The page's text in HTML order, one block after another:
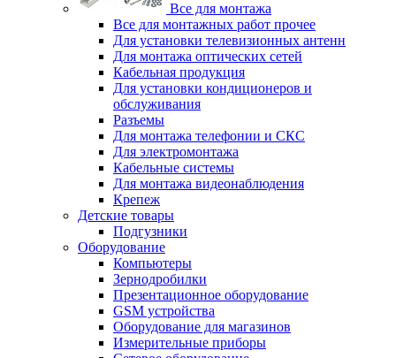
Все для монтажа
Все для монтажных работ прочее
Для установки телевизионных антенн
Для монтажа оптических сетей
Кабельная продукция
Для установки кондиционеров и
обслуживания
Разъемы
Для монтажа телефонии и СКС
Для электромонтажа
Кабельные системы
Для монтажа видеонаблюдения
Крепеж
Детские товары
Подгузники
Оборудование
Компьютеры
Зернодробилки
Презентационное оборудование
GSM устройства
Оборудование для магазинов
Измерительные приборы